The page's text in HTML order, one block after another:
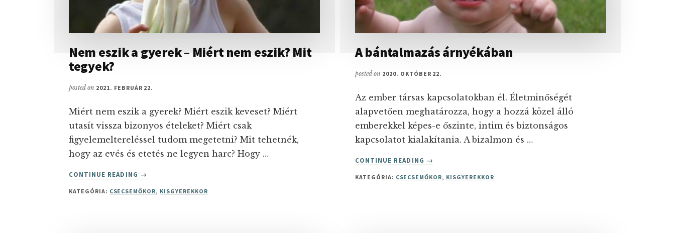
Nem eszik a gyerek – Miért nem eszik? Mit
tegyek?
posted on 2021. FEBRUÁR 22.
Miért nem eszik a gyerek? Miért eszik keveset? Miért
utasít vissza bizonyos ételeket? Miért csak
figyelemeltereléssel tudom megetetni? Mit tehetnék,
hogy az evés és etetés ne legyen harc? Hogy …
CONTINUE READING
ABOUT
ESZIK
→
KATEGÓRIA: CSECSEMŐKOR, KISGYEREKKOR
A bántalmazás árnyékában
posted on 2020. OKTÓBER 22.
Az ember társas kapcsolatokban él. Életminőségét
alapvetően meghatározza, hogy a hozzá közel álló
emberekkel képes-e őszinte, intim és biztonságos
kapcsolatot kialakítania. A bizalmon és …
CONTINUE READING
ABOUT
BÁNTALMAZÁS
→
KATEGÓRIA: CSECSEMŐKOR, KISGYEREKKOR